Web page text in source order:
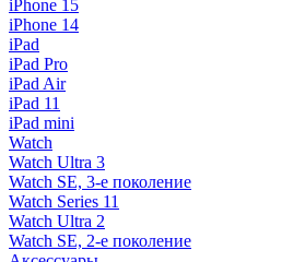
iPhone 15
iPhone 14
iPad
iPad Pro
iPad Air
iPad 11
iPad mini
Watch
Watch Ultra 3
Watch SE, 3-е поколение
Watch Series 11
Watch Ultra 2
Watch SE, 2-е поколение